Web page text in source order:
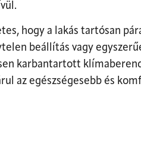
hogy a lakás tartósan
beállítás vagy
karbantartott
az egészségesebb és